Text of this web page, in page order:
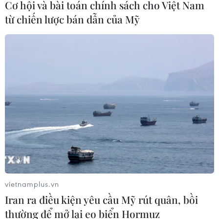
Việt Nam vượt xa mức trung bình
toàn cầu về ứng dụng AI trong công
“Nhà máy AI,” hướng tới doanh thu
07/08/2026 13:01
APIE Camp 2026: Kết nối sinh viên
Việt Nam với cộng đồng Internet
quốc tế
07/08/2026 12:04
Cơ hội và bài toán chính sách cho Việt Nam
từ chiến lược bán dẫn của Mỹ
vietnamplus.vn
Iran ra điều kiện yêu cầu Mỹ rút quân, bồi
thường để mở lại eo biển Hormuz